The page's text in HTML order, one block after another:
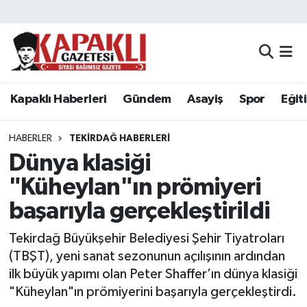
Kapaklı Haberleri Gündem Asayiş Spor
HABERLER TEKIRDAĞ HABERLERI
Dünya klasiği
"Küheylan"ın prömiyeri
başarıyla gerçekleştirildi
Tekirdağ Büyükşehir Belediyesi Şehir Tiyatroları
(TBŞT), yeni sanat sezonunun açılışının ardından
ilk büyük yapımı olan Peter Shaffer’ın dünya klasiği
"Küheylan"ın prömiyerini başarıyla gerçekleştirdi.
Kapaklı Haberleri
Asayiş
Spor
Eğitim
Siyaset
Resmi Reklamlar
Tekirdağ
Tekirdağ Nöbetçi Eczaneler
Tekirdağ Namaz Vakitleri
Tekirdağ Trafik Yoğunluk Haritası
Süper Lig Puan Durumu ve Fikstür
Tüm Manşetler
Son Dakika Haberleri
Haber Arşivi